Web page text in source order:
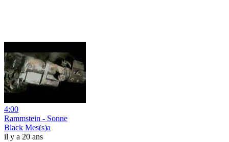
4:00
Rammstein - Sonne
Black Mes(s)a
il y a 20 ans